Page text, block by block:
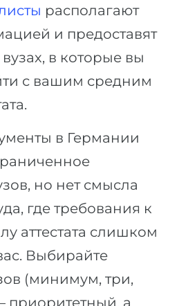
располагают
и предоставят
в которые вы
с вашим средним
в Германии
но нет смысла
где требования к
аттестата слишком
Выбирайте
(минимум, три,
приоритетный, а